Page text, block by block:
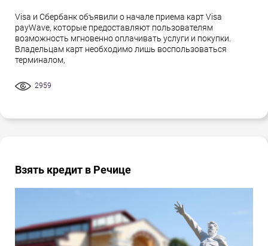
Visa и Сбербанк объявили о начале приема карт Visa
payWave, которые предоставляют пользователям
возможность мгновенно оплачивать услуги и покупки.
Владельцам карт необходимо лишь воспользоваться
терминалом,
2959
Взять кредит в Речице